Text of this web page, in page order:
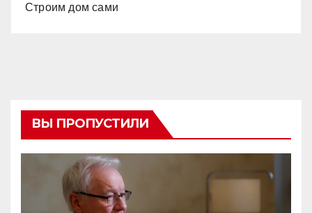
Строим дом сами
ВЫ ПРОПУСТИЛИ